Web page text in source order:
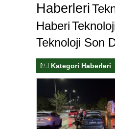
Haberleri
Haberi
Teknoloji Son
Kategori Haberleri